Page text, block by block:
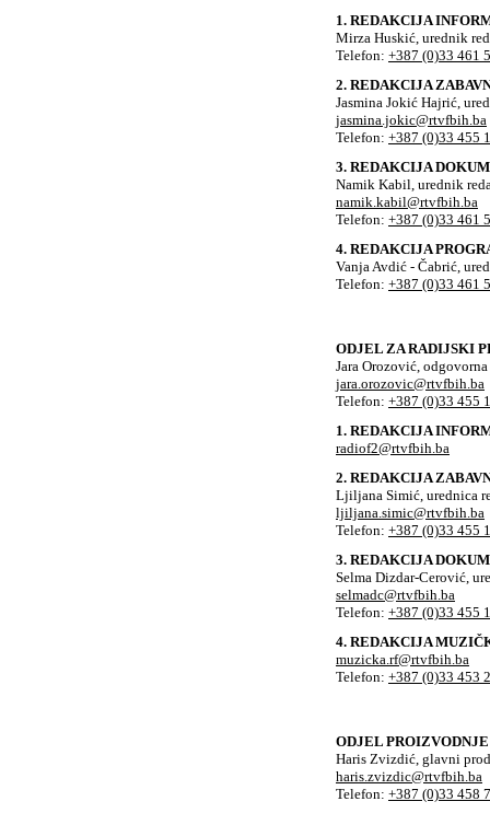
1. REDAKCIJA
Mirza Huskić, urednik
Telefon: +387 (0)33 461
2. REDAKCIJA
Jasmina Jokić Hajrić,
jasmina.jokic@rtvfbih.ba
Telefon: +387 (0)33 455
3. REDAKCIJA
Namik Kabil, urednik
namik.kabil@rtvfbih.ba
Telefon: +387 (0)33 461
4. REDAKCIJA
Vanja Avdić - Čabrić,
Telefon: +387 (0)33 461
ODJEL ZA RADIJSKI
Jara Orozović,
jara.orozovic@rtvfbih.ba
Telefon: +387 (0)33 455
1. REDAKCIJA
radiof2@rtvfbih.ba
2. REDAKCIJA
Ljiljana Simić, urednica
ljiljana.simic@rtvfbih.ba
Telefon: +387 (0)33 455
3. REDAKCIJA
Selma Dizdar-Cerović,
selmadc@rtvfbih.ba
Telefon: +387 (0)33 455
4. REDAKCIJA
muzicka.rf@rtvfbih.ba
Telefon: +387 (0)33 453
ODJEL
Haris Zvizdić, glavni
haris.zvizdic@rtvfbih.ba
Telefon: +387 (0)33 458